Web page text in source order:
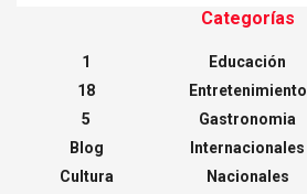
Categorías
1
18
5
Blog
Cultura
Educación
Entretenimiento
Gastronomia
Internacionales
Nacionales